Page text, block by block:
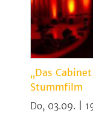
„Das
Stummfilm
Do, 03.09. |